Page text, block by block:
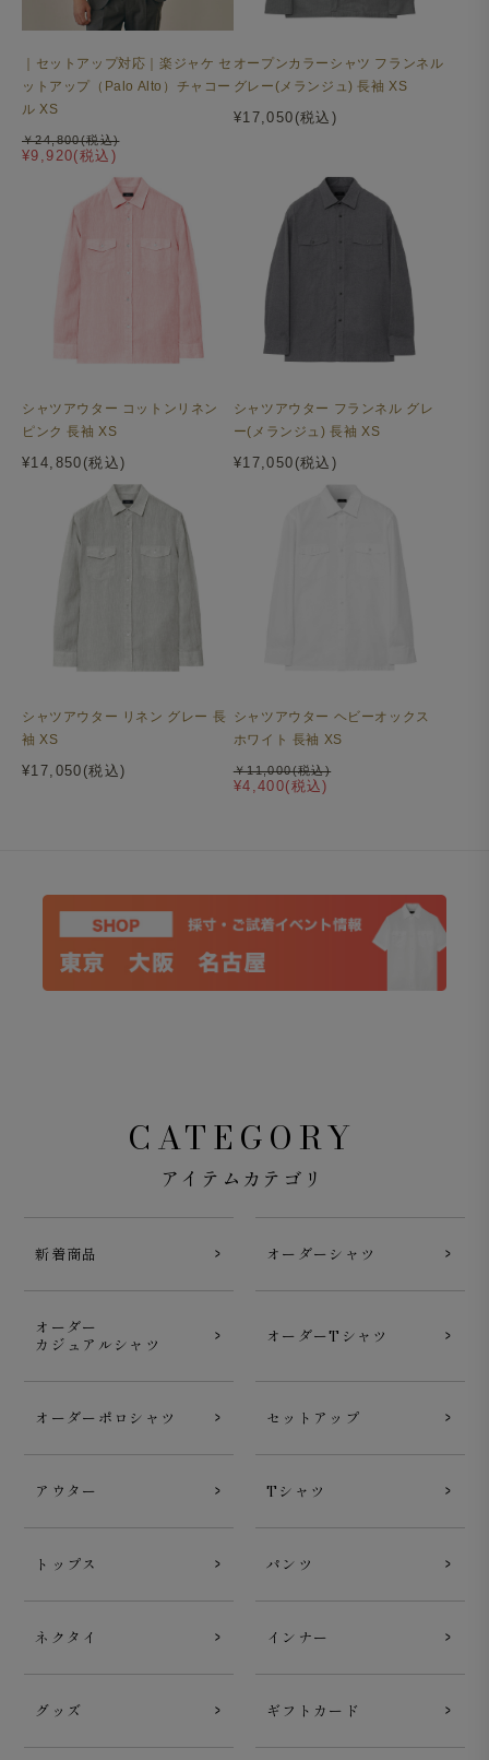
ショートワイド：襟の開きがやや広く、コンパクトな設計
元がすっきりと見えるカッタウェイカラー。開放感があり
ながらも上品な印象で、程よい華やかさが魅力の襟型で
｜セットアップ対応｜楽ジャケ セ
ットアップ（Palo Alto）チャコー
ル XS
¥9,920(税込)
￥24,800(税込)
オープンカラーシャツ フランネル
グレー(メランジュ) 長袖 XS
¥17,050(税込)
シャツアウター コットンリネン
ピンク 長袖 XS
¥14,850(税込)
シャツアウター フランネル グレ
ー(メランジュ) 長袖 XS
¥17,050(税込)
シャツアウター リネン グレー 長
袖 XS
¥17,050(税込)
シャツアウター ヘビーオックス
ホワイト 長袖 XS
¥4,400(税込)
￥11,000(税込)
CATEGORY
アイテムカテゴリ
新着商品 オーダーシャツ
オーダー
カジュアルシャツ
オーダーTシャツ
オーダーポロシャツ セットアップ
アウター Tシャツ
トップス パンツ
ネクタイ インナー
グッズ ギフトカード